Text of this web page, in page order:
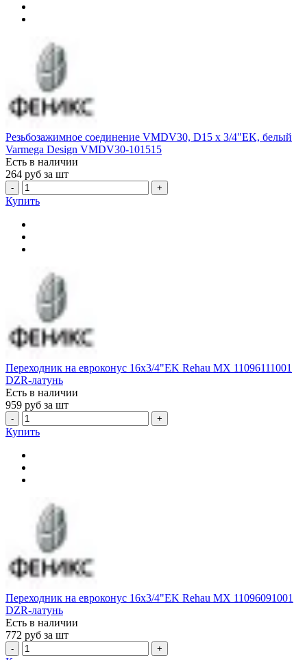
Резьбозажимное соединение VMDV30, D15 х 3/4"EK, белый
Varmega Design VMDV30-101515
Есть в наличии
264 руб за шт
- +
Купить
Переходник на евроконус 16x3/4"EK Rehau MX 11096111001
DZR-латунь
Есть в наличии
959 руб за шт
- +
Купить
Переходник на евроконус 16x3/4"EK Rehau MX 11096091001
DZR-латунь
Есть в наличии
772 руб за шт
- +